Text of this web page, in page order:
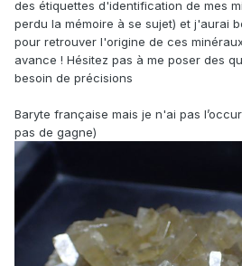
des étiquettes d'identification de mes
perdu la mémoire à se sujet) et j'aurai
pour retrouver l'origine de ces
avance ! Hésitez pas à me poser des
besoin de précisions
Baryte française mais je n'ai pas
pas de gagne)